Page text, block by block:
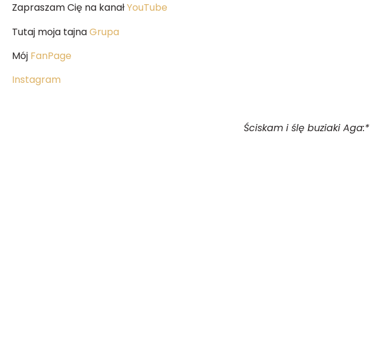
Zapraszam Cię na kanałYouTube
Tutaj moja tajnaGrupa
Mój FanPage
Instagram
Ściskam i ślę buziaki Aga:*